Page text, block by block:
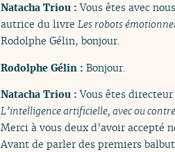
Natacha Triou :Vous êtes avec
autrice du livre Les robots
Rodolphe Gélin, bonjour.
Rodolphe Gélin : Bonjour.
Natacha Triou :Vous êtes
L’intelligence artificielle, avec ou
Merci à vous deux d’avoir accepté
Avant de parler des premiers